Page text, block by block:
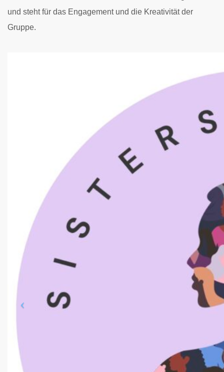
und steht für das Engagement und die Kreativität der
Gruppe.